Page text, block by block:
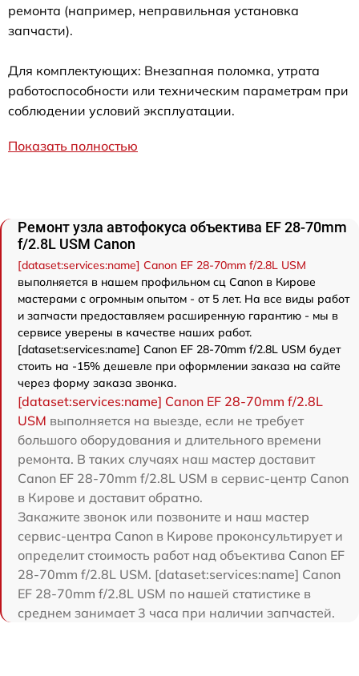
ремонта (например, неправильная установка
запчасти).
Для комплектующих: Внезапная поломка, утрата
работоспособности или техническим параметрам при
соблюдении условий эксплуатации.
Показать полностью
Ремонт узла автофокуса объектива EF 28-70mm
f/2.8L USM Canon
[dataset:services:name] Canon EF 28-70mm f/2.8L USM
выполняется в нашем профильном сц Canon в Кирове
мастерами с огромным опытом - от 5 лет. На все виды работ
и запчасти предоставляем расширенную гарантию - мы в
сервисе уверены в качестве наших работ.
[dataset:services:name] Canon EF 28-70mm f/2.8L USM будет
стоить на -15% дешевле при оформлении заказа на сайте
через форму заказа звонка.
[dataset:services:name] Canon EF 28-70mm f/2.8L
USM выполняется на выезде, если не требует
большого оборудования и длительного времени
ремонта. В таких случаях наш мастер доставит
Canon EF 28-70mm f/2.8L USM в сервис-центр Canon
в Кирове и доставит обратно.
Закажите звонок или позвоните и наш мастер
сервис-центра Canon в Кирове проконсультирует и
определит стоимость работ над объектива Canon EF
28-70mm f/2.8L USM. [dataset:services:name] Canon
EF 28-70mm f/2.8L USM по нашей статистике в
среднем занимает 3 часа при наличии запчастей.